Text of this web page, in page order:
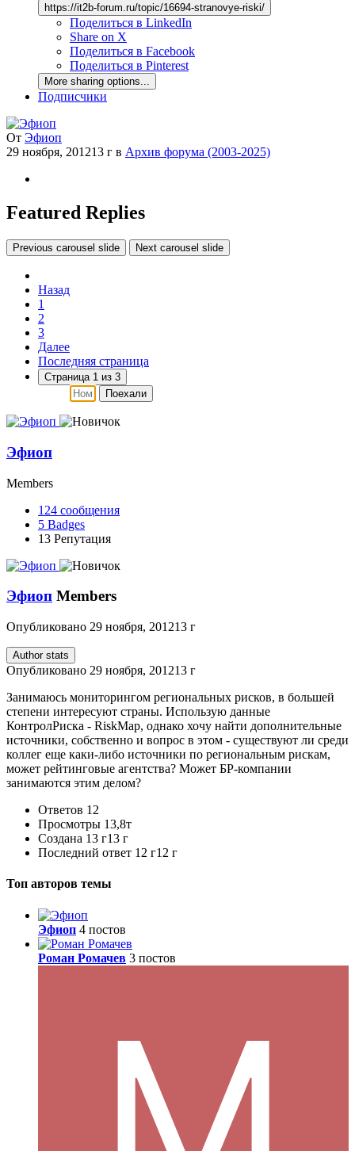
https://it2b-forum.ru/topic/16694-stranovye-riski/
Поделиться в LinkedIn
Share on X
Поделиться в Facebook
Поделиться в Pinterest
More sharing options...
Подписчики
От Эфиоп
29 ноября, 201213 г в Архив форума (2003-2025)
Featured Replies
Previous carousel slide Next carousel slide
Назад
1
2
3
Далее
Последняя страница
Страница 1 из 3
Поехали
Эфиоп
Members
124 сообщения
5 Badges
13 Репутация
Эфиоп Members
Опубликовано 29 ноября, 201213 г
Author stats
Опубликовано 29 ноября, 201213 г
Занимаюсь мониторингом региональных рисков, в большей
степени интересуют страны. Использую данные
КонтролРиска - RiskMap, однако хочу найти дополнительные
источники, собственно и вопрос в этом - существуют ли среди
коллег еще каки-либо источники по региональным рискам,
может рейтинговые агентства? Может БР-компании
занимаются этим делом?
Ответов 12
Просмотры 13,8т
Создана 13 г13 г
Последний ответ 12 г12 г
Топ авторов темы
Эфиоп 4 постов
Роман Ромачев 3 постов